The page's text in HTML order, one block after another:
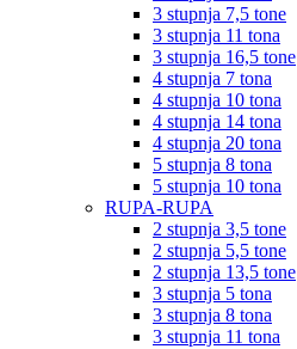
3 stupnja 7,5 tone
3 stupnja 11 tona
3 stupnja 16,5 tone
4 stupnja 7 tona
4 stupnja 10 tona
4 stupnja 14 tona
4 stupnja 20 tona
5 stupnja 8 tona
5 stupnja 10 tona
RUPA-RUPA
2 stupnja 3,5 tone
2 stupnja 5,5 tone
2 stupnja 13,5 tone
3 stupnja 5 tona
3 stupnja 8 tona
3 stupnja 11 tona